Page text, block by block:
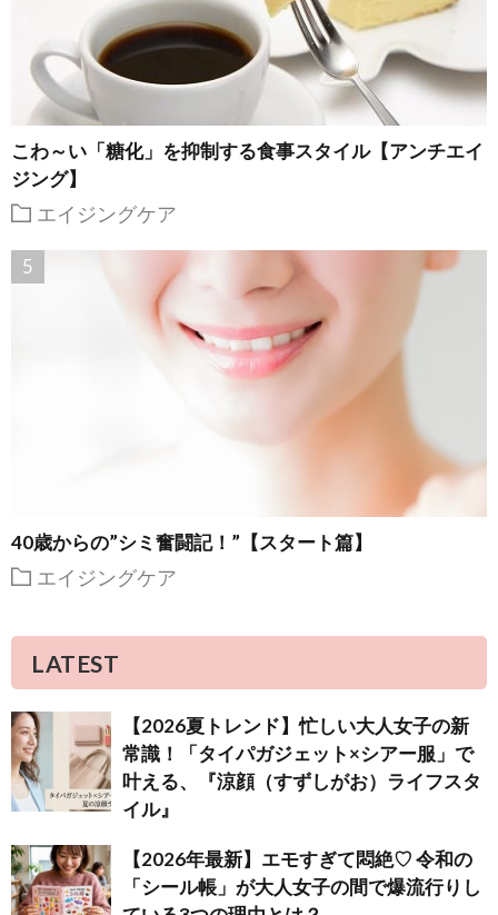
こわ～い「糖化」を抑制する食事スタイル【アンチエイ
ジング】
エイジングケア
40歳からの”シミ奮闘記！”【スタート篇】
エイジングケア
LATEST
【2026夏トレンド】忙しい大人女子の新
常識！「タイパガジェット×シアー服」で
叶える、『涼顔（すずしがお）ライフスタ
イル』
【2026年最新】エモすぎて悶絶♡ 令和の
「シール帳」が大人女子の間で爆流行りし